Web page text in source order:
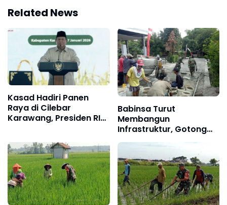
Related News
Kasad Hadiri Panen
Raya di Cilebar
Karawang, Presiden RI
Babinsa Turut
Membangun
Infrastruktur, Gotong
Royong Cor Jalan